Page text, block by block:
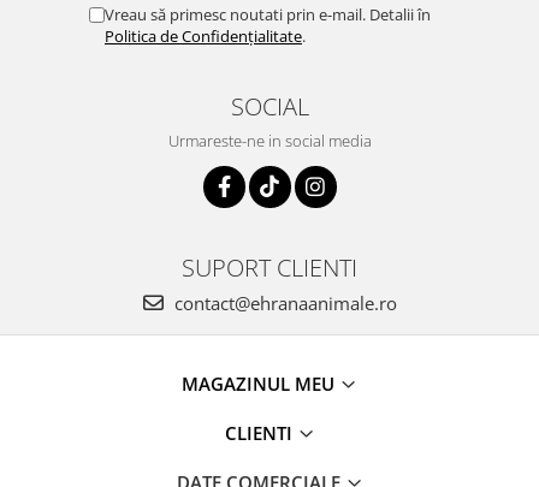
Vreau să primesc noutati prin e-mail. Detalii în
Politica de Confidențialitate.
SOCIAL
Urmareste-ne in social media
SUPORT CLIENTI
contact@ehranaanimale.ro
MAGAZINUL MEU
CLIENTI
DATE COMERCIALE